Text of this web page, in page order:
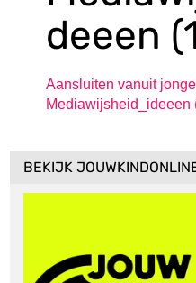
deeen
Aansluiten vanuit
Mediawijsheid_ideeen
BEKIJK